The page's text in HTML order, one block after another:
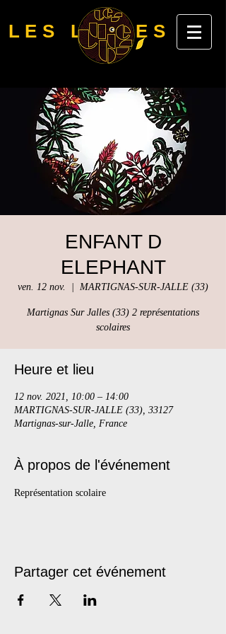
LES LUBIES
ENFANT D
ELEPHANT
ven. 12 nov. MARTIGNAS-SUR-JALLE (33)
Martignas Sur Jalles (33) 2 représentations
scolaires
Heure et lieu
12 nov. 2021, 10:00 – 14:00
MARTIGNAS-SUR-JALLE (33), 33127
Martignas-sur-Jalle, France
À propos de l'événement
Représentation scolaire
Partager cet événement